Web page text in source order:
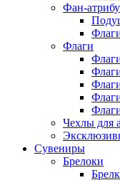
Фан-
Флаги
Чехлы для
Сувениры
Брелоки